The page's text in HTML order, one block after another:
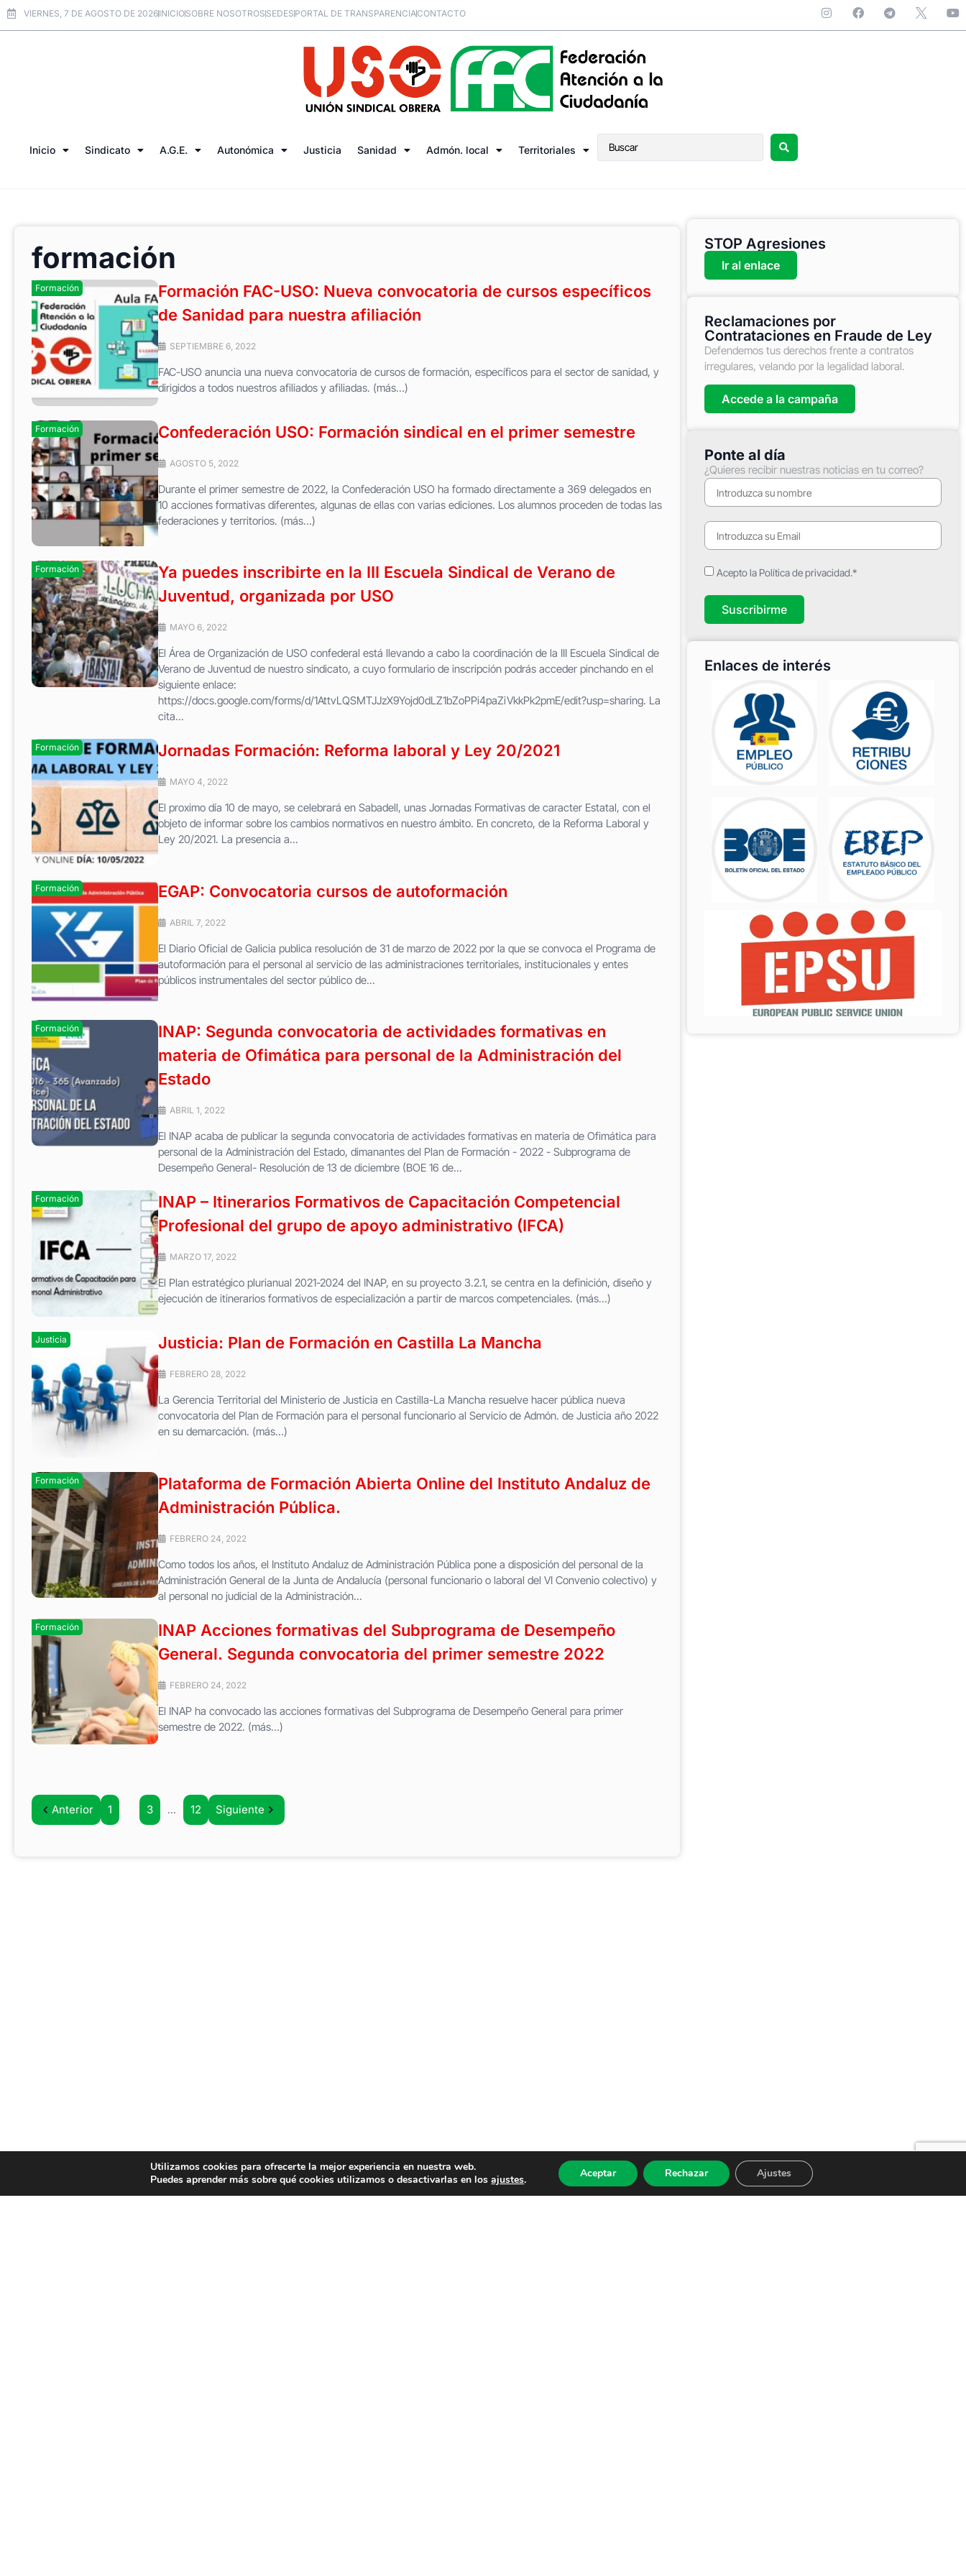
VIERNES, 7 DE AGOSTO DE 2026INICIOSOBRE NOSOTROSSEDESPORTAL DE TRANSPARENCIACONTACTO
Inicio Sindicato A.G.E. Autonómica Justicia Sanidad Admón. local Territoriales
formación
Formación
Formación FAC-USO: Nueva convocatoria de cursos específicos
de Sanidad para nuestra afiliación
SEPTIEMBRE 6, 2022
FAC-USO anuncia una nueva convocatoria de cursos de formación, específicos para el sector de sanidad, y
dirigidos a todos nuestros afiliados y afiliadas. (más…)
Formación Confederación USO: Formación sindical en el primer semestre
AGOSTO 5, 2022
Durante el primer semestre de 2022, la Confederación USO ha formado directamente a 369 delegados en
10 acciones formativas diferentes, algunas de ellas con varias ediciones. Los alumnos proceden de todas las
federaciones y territorios. (más…)
Formación
Ya puedes inscribirte en la III Escuela Sindical de Verano de
Juventud, organizada por USO
MAYO 6, 2022
El Área de Organización de USO confederal está llevando a cabo la coordinación de la III Escuela Sindical de
Verano de Juventud de nuestro sindicato, a cuyo formulario de inscripción podrás acceder pinchando en el
siguiente enlace:
https://docs.google.com/forms/d/1AttvLQSMTJJzX9Yojd0dLZ1bZoPPi4paZiVkkPk2pmE/edit?usp=sharing. La
cita...
Formación Jornadas Formación: Reforma laboral y Ley 20/2021
MAYO 4, 2022
El proximo día 10 de mayo, se celebrará en Sabadell, unas Jornadas Formativas de caracter Estatal, con el
objeto de informar sobre los cambios normativos en nuestro ámbito. En concreto, de la Reforma Laboral y
Ley 20/2021. La presencia a...
Formación EGAP: Convocatoria cursos de autoformación
ABRIL 7, 2022
El Diario Oficial de Galicia publica resolución de 31 de marzo de 2022 por la que se convoca el Programa de
autoformación para el personal al servicio de las administraciones territoriales, institucionales y entes
públicos instrumentales del sector público de...
Formación
INAP: Segunda convocatoria de actividades formativas en
materia de Ofimática para personal de la Administración del
Estado
ABRIL 1, 2022
El INAP acaba de publicar la segunda convocatoria de actividades formativas en materia de Ofimática para
personal de la Administración del Estado, dimanantes del Plan de Formación - 2022 - Subprograma de
Desempeño General- Resolución de 13 de diciembre (BOE 16 de...
Formación
INAP – Itinerarios Formativos de Capacitación Competencial
Profesional del grupo de apoyo administrativo (IFCA)
MARZO 17, 2022
El Plan estratégico plurianual 2021-2024 del INAP, en su proyecto 3.2.1, se centra en la definición, diseño y
ejecución de itinerarios formativos de especialización a partir de marcos competenciales. (más…)
Justicia Justicia: Plan de Formación en Castilla La Mancha
FEBRERO 28, 2022
La Gerencia Territorial del Ministerio de Justicia en Castilla-La Mancha resuelve hacer pública nueva
convocatoria del Plan de Formación para el personal funcionario al Servicio de Admón. de Justicia año 2022
en su demarcación. (más…)
Formación
Plataforma de Formación Abierta Online del Instituto Andaluz de
Administración Pública.
FEBRERO 24, 2022
Como todos los años, el Instituto Andaluz de Administración Pública pone a disposición del personal de la
Administración General de la Junta de Andalucía (personal funcionario o laboral del VI Convenio colectivo) y
al personal no judicial de la Administración...
Formación
INAP Acciones formativas del Subprograma de Desempeño
General. Segunda convocatoria del primer semestre 2022
FEBRERO 24, 2022
El INAP ha convocado las acciones formativas del Subprograma de Desempeño General para primer
semestre de 2022. (más…)
Anterior 1 3 … 12 Siguiente
STOP Agresiones
Ir al enlace
Reclamaciones por
Contrataciones en Fraude de Ley
Defendemos tus derechos frente a contratos
irregulares, velando por la legalidad laboral.
Accede a la campaña
Ponte al día
¿Quieres recibir nuestras noticias en tu correo?
Acepto la Política de privacidad.*
Suscribirme
Enlaces de interés
Utilizamos cookies para ofrecerte la mejor experiencia en nuestra web.
Puedes aprender más sobre qué cookies utilizamos o desactivarlas en losajustes. Aceptar Rechazar Ajustes